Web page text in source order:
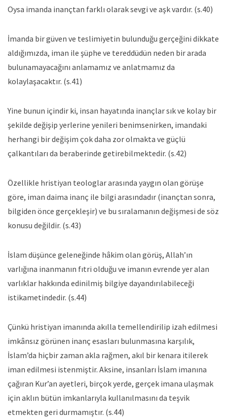
Oysa imanda inançtan farklı olarak sevgi ve aşk vardır. (s.40)
İmanda bir güven ve teslimiyetin bulunduğu gerçeğini dikkate
aldığımızda, iman ile şüphe ve tereddüdün neden bir arada
bulunamayacağını anlamamız ve anlatmamız da
kolaylaşacaktır. (s.41)
Yine bunun içindir ki, insan hayatında inançlar sık ve kolay bir
şekilde değişip yerlerine yenileri benimsenirken, imandaki
herhangi bir değişim çok daha zor olmakta ve güçlü
çalkantıları da beraberinde getirebilmektedir. (s.42)
Özellikle hristiyan teologlar arasında yaygın olan görüşe
göre, iman daima inanç ile bilgi arasındadır (inançtan sonra,
bilgiden önce gerçekleşir) ve bu sıralamanın değişmesi de söz
konusu değildir. (s.43)
İslam düşünce geleneğinde hâkim olan görüş, Allah’ın
varlığına inanmanın fıtri olduğu ve imanın evrende yer alan
varlıklar hakkında edinilmiş bilgiye dayandırılabileceği
istikametindedir. (s.44)
Çünkü hristiyan imanında akılla temellendirilip izah edilmesi
imkânsız görünen inanç esasları bulunmasına karşılık,
İslam’da hiçbir zaman akla rağmen, akıl bir kenara itilerek
iman edilmesi istenmiştir. Aksine, insanları İslam imanına
çağıran Kur’an ayetleri, birçok yerde, gerçek imana ulaşmak
için aklın bütün imkanlarıyla kullanılmasını da teşvik
etmekten geri durmamıştır. (s.44)